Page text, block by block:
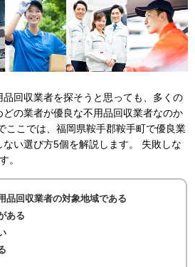
回収業者を探そうと思っても、多くの
の業者が優良な不用品回収業者なのか
ここでは、福岡県鞍手郡鞍手町で優良業
い選び方5個を解説します。 失敗しな
。
品回収業者の対象地域である
ある